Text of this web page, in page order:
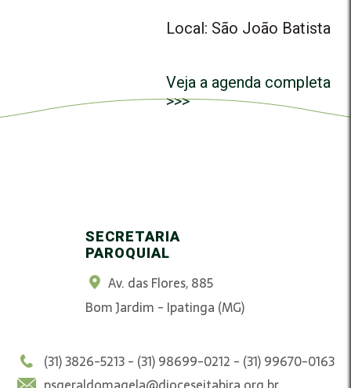
Local: São João Batista
Veja a agenda completa
>>>
SECRETARIA
PAROQUIAL
Av. das Flores, 885
Bom Jardim - Ipatinga (MG)
(31) 3826-5213 - (31) 98699-0212 - (31) 99670-0163